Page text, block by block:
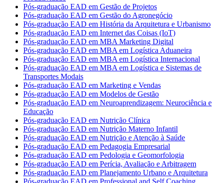
Pós-graduação EAD em Gestão de Projetos
Pós-graduação EAD em Gestão do Agronegócio
Pós-graduação EAD em História da Arquitetura e Urbanismo
Pós-graduação EAD em Internet das Coisas (IoT)
Pós-graduação EAD em MBA Marketing Digital
Pós-graduação EAD em MBA em Logística Aduaneira
Pós-graduação EAD em MBA em Logística Internacional
Pós-graduação EAD em MBA em Logística e Sistemas de
Transportes Modais
Pós-graduação EAD em Marketing e Vendas
Pós-graduação EAD em Modelos de Gestão
Pós-graduação EAD em Neuroaprendizagem: Neurociência e
Educação
Pós-graduação EAD em Nutrição Clínica
Pós-graduação EAD em Nutrição Materno Infantil
Pós-graduação EAD em Nutrição e Atenção à Saúde
Pós-graduação EAD em Pedagogia Empresarial
Pós-graduação EAD em Pedologia e Geomorfologia
Pós-graduação EAD em Perícia, Avaliação e Arbitragem
Pós-graduação EAD em Planejamento Urbano e Arquitetura
Pós-graduação EAD em Professional and Self Coaching